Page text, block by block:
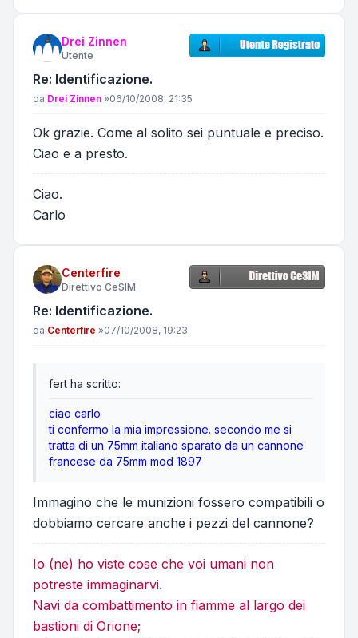
Drei Zinnen
Utente
Re: Identificazione.
Messaggio
da Drei Zinnen »06/10/2008, 21:35
Ok grazie. Come al solito sei puntuale e preciso.
Ciao e a presto.
Ciao.
Carlo
Centerfire
Direttivo CeSIM
Re: Identificazione.
Messaggio
da Centerfire »07/10/2008, 19:23
fert ha scritto:
ciao carlo
ti confermo la mia impressione. secondo me si
tratta di un 75mm italiano sparato da un cannone
francese da 75mm mod 1897
Immagino che le munizioni fossero compatibili o
dobbiamo cercare anche i pezzi del cannone?
Io (ne) ho viste cose che voi umani non
potreste immaginarvi.
Navi da combattimento in fiamme al largo dei
bastioni di Orione;